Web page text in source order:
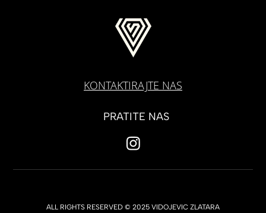
KONTAKTIRAJTE NAS
PRATITE NAS
ALL RIGHTS RESERVED © 2025 VIDOJEVIC ZLATARA